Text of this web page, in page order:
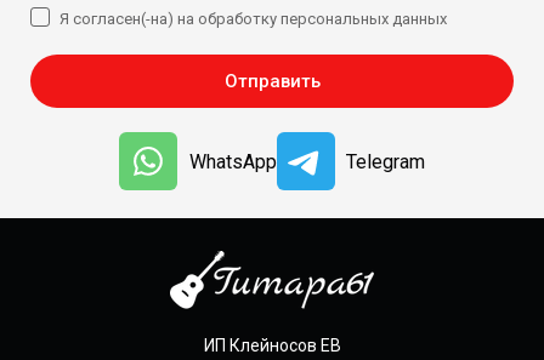
Отправить
Я согласен(-на) на обработку персональных данных
WhatsApp Telegram
ИП Клейносов ЕВ